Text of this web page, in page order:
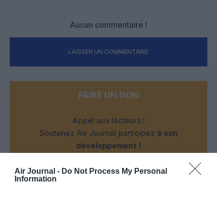
Air Journal - Do Not Process My Personal
Information
Aucun commentaire !
LAISSER UN COMMENTAIRE
FAIRE UN DON
Appel aux lecteurs !
Soutenez Air Journal participez à son
développement !